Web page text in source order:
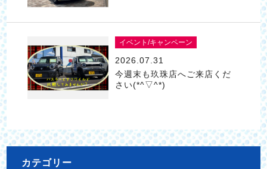
イベント/キャンペーン
2026.07.31
今週末も玖珠店へご来店くだ
さい(*^▽^*)
カテゴリー